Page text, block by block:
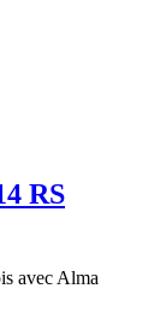
RS
avec Alma